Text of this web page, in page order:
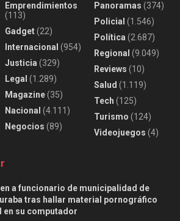
Emprendimientos
(113)
Gadget(22)
Internacional (954)
Justicia (329)
Legal (1.289)
Magazine(35)
Nacional (4.111)
Negocios (89)
Panoramas (374)
Policial (1.546)
Política (2.687)
Regional (9.049)
Reviews (10)
Salud (1.119)
Tech (125)
Turismo (124)
Videojuegos (4)
a funcionario de municipalidad de
tras hallar material pornográfico
en su computador